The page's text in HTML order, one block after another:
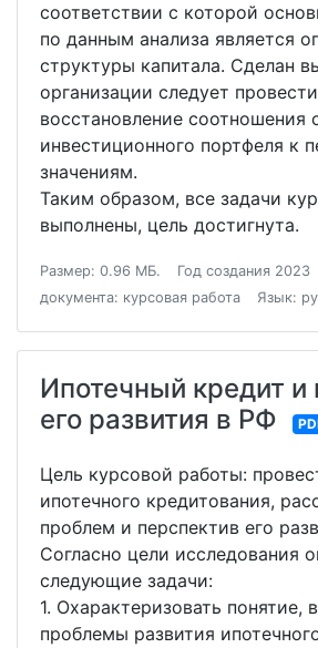
соответствии с которой
по данным анализа является
структуры капитала. Сделан
организации следует провести
восстановление соотношения
инвестиционного портфеля к
значениям.
Таким образом, все задачи
выполнены, цель достигнута.
Размер: 0.96 МБ. Год создания 2023
документа: курсовая работа
Язык:
Ипотечный кредит
его развития в РФ
Цель курсовой работы:
ипотечного кредитования,
проблем и перспектив его
Согласно цели исследования
следующие задачи:
1. Охарактеризовать понятие,
проблемы развития